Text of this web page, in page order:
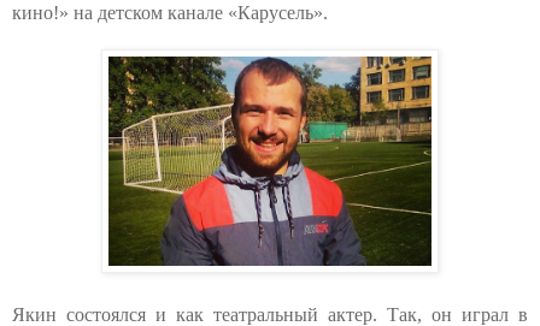
кино!» на детском канале «Карусель».
Якин состоялся и как театральный актер. Так, он играл в